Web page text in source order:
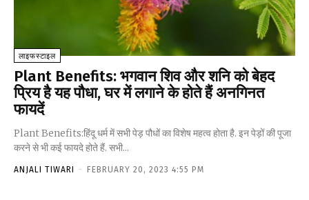
लाइफस्टाइल
Plant Benefits: भगवान शिव और शनि को बेहद
प्रिय है यह पौधा, घर में लगाने के होते हैं अनगिनत
फायदें
Plant Benefits:हिंदू धर्म में सभी पेड़ पौधों का विशेष महत्व होता है. इन पेड़ों की पूजा
करने से भी कई फायदे होते हैं. सभी...
ANJALI TIWARI - FEBRUARY 20, 2023 4:55 PM